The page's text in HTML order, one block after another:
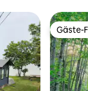
Gäste-
Gäste-